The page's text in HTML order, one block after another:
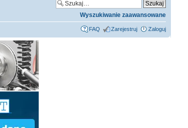
Wyszukiwanie zaawansowane
FAQ Zarejestruj Zaloguj